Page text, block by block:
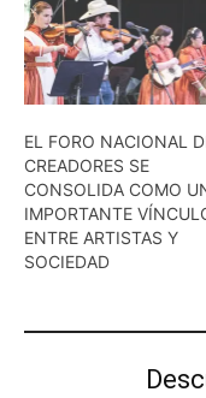
EL FORO NACIONAL
CREADORES SE
CONSOLIDA COMO
IMPORTANTE
ENTRE ARTISTAS Y
SOCIEDAD